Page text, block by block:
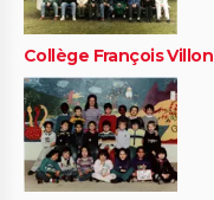
Collège François Villon